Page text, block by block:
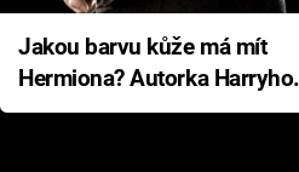
Jakou barvu kůže má mít
Hermiona? Autorka Harryho
Pottera přišla s ráznou